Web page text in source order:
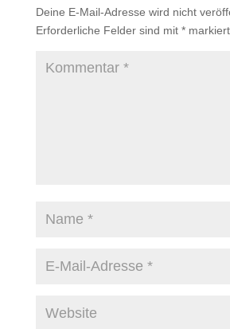
Deine E-Mail-Adresse wird nicht
Erforderliche Felder sind mit *markiert